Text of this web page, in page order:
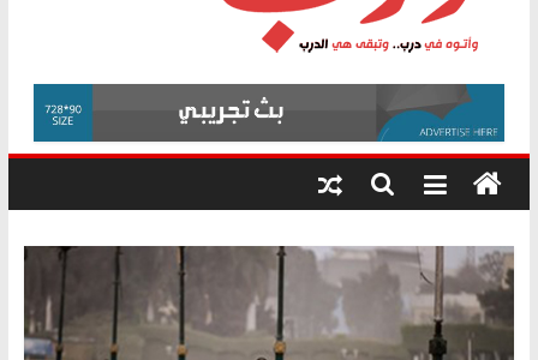
حزب التحالف الشعبي يطلق لجنة “الحق
في الصحة” بالإسكندرية لرصد الانتهاكات
ودعم المرضى
الوزاري لمدينة الصحفيين.. وانتهاء أعمال
إنشاء المبنى الإداري
المجلس القومي لحقوق الإنسان يعلن
متابعة قضية الدكتور محمد زهران.. ويؤكد:
قرينة البراءة وضمانات المحاكمة العادلة
درب
وأتوه
درب..
وتبقى
هي